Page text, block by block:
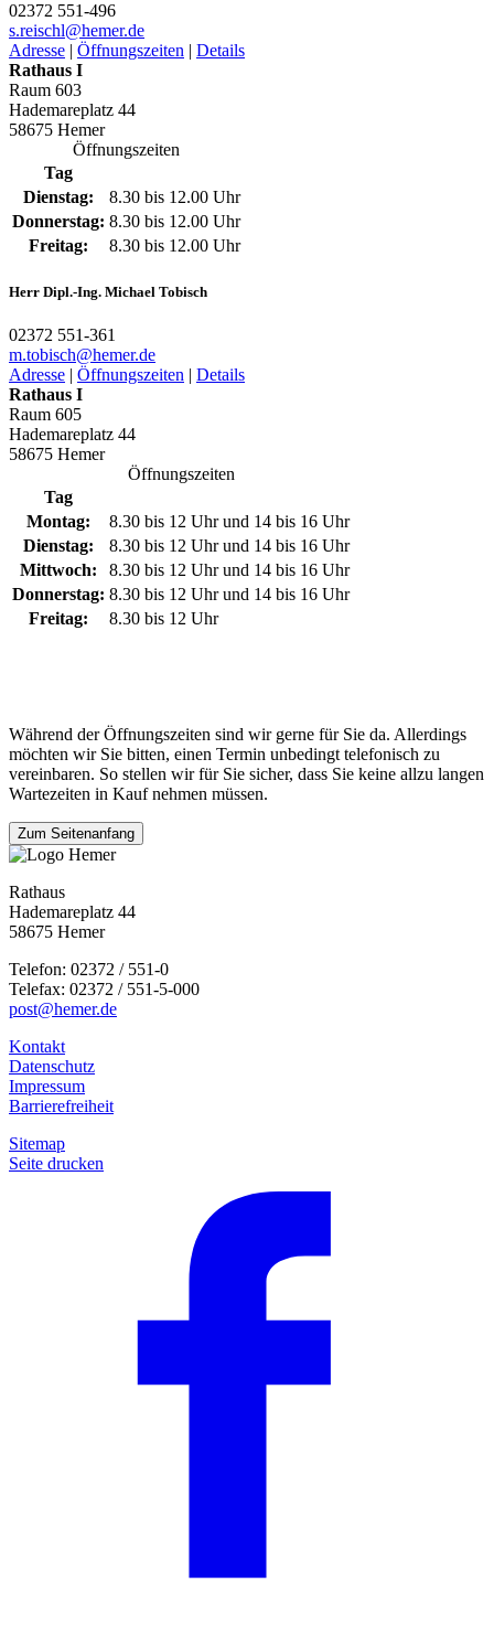
02372 551-496
s.reischl@­hemer.de
Adresse | Öffnungszeiten | Details
Rathaus I
Raum 603
Hademareplatz 44
58675 Hemer
Öffnungszeiten
Tag
Dienstag:
8.30 bis 12.00 Uhr
Donnerstag: 8.30 bis 12.00 Uhr
Freitag:
8.30 bis 12.00 Uhr
Herr Dipl.-Ing. Michael Tobisch
02372 551-361
m.tobisch@­hemer.de
Adresse | Öffnungszeiten | Details
Rathaus I
Raum 605
Hademareplatz 44
58675 Hemer
Öffnungszeiten
Tag
Montag:
8.30 bis 12 Uhr und 14 bis 16 Uhr
Dienstag:
8.30 bis 12 Uhr und 14 bis 16 Uhr
Mittwoch:
8.30 bis 12 Uhr und 14 bis 16 Uhr
Donnerstag: 8.30 bis 12 Uhr und 14 bis 16 Uhr
Freitag:
8.30 bis 12 Uhr
Während der Öffnungszeiten sind wir gerne für Sie da. Allerdings
möchten wir Sie bitten, einen Termin unbedingt telefonisch zu
vereinbaren. So stellen wir für Sie sicher, dass Sie keine allzu langen
Wartezeiten in Kauf nehmen müssen.
Zum Seitenanfang
Rathaus
Hademareplatz 44
58675 Hemer
Telefon: 02372 / 551-0
Telefax: 02372 / 551-5-000
post@hemer.de
Kontakt
Datenschutz
Impressum
Barrierefreiheit
Sitemap
Seite drucken